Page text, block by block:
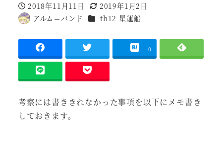
投稿日
2018年11月11日
更新日
2019年1月2日
著
アルム＝バンド 作品th12 星蓮船
- - 0 -
考察には書ききれなかった事項を以下にメモ書き
しておきます。